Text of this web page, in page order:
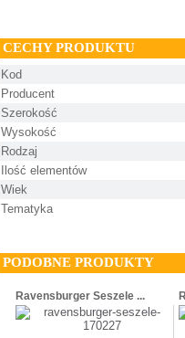
CECHY PRODUKTU
Kod
Producent
Szerokość
Wysokość
Rodzaj
Ilość elementów
Wiek
Tematyka
PODOBNE PRODUKTY
Ravensburger Seszele ...